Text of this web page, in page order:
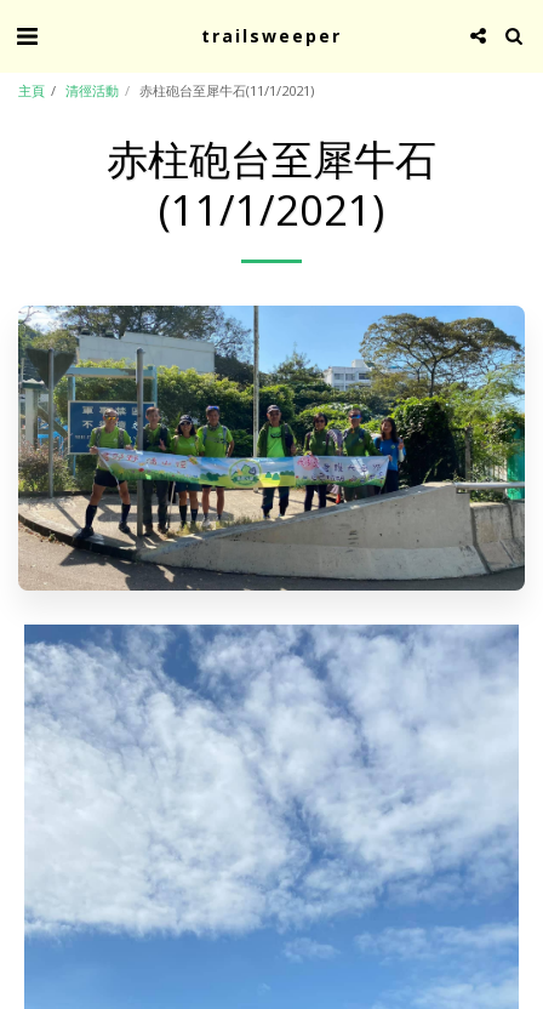
trailsweeper
主頁 清徑活動 赤柱砲台至犀牛石(11/1/2021)
赤柱砲台至犀牛石
(11/1/2021)